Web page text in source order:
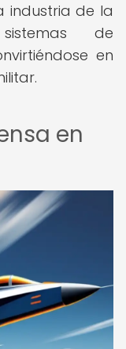
industria de la
de
en
en